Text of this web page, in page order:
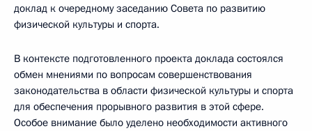
доклад к очередному заседанию Совета по развитию
физической культуры и спорта.
В контексте подготовленного проекта доклада состоялся
обмен мнениями по вопросам совершенствования
законодательства в области физической культуры и спорта
для обеспечения прорывного развития в этой сфере.
Особое внимание было уделено необходимости активного